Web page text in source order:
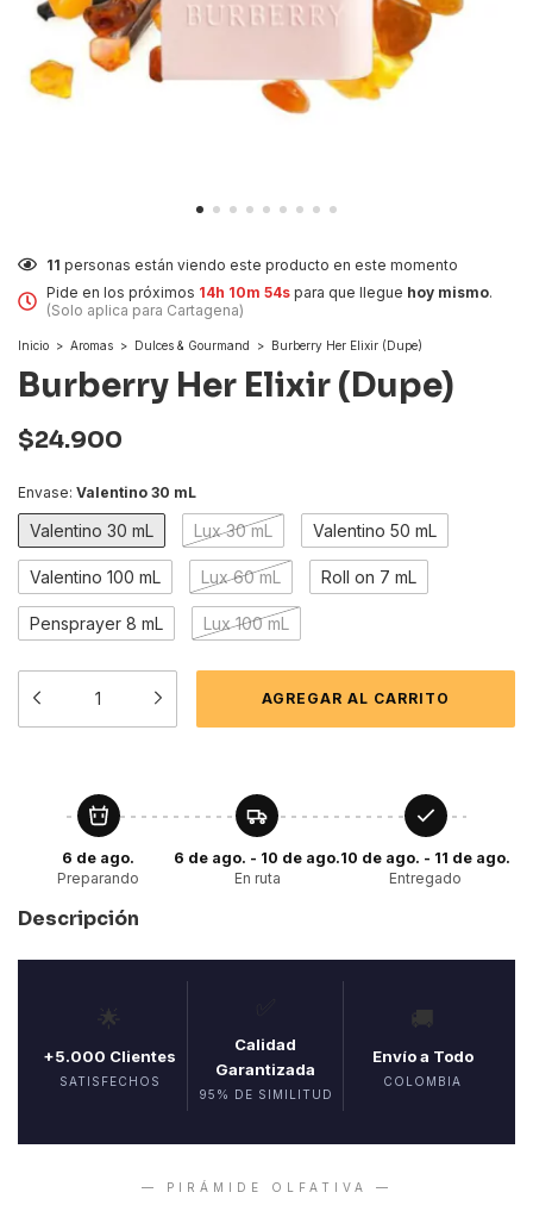
11 personas están viendo este producto en este momento
Pide en los próximos 14h 10m 54s para que llegue hoy mismo.
(Solo aplica para Cartagena)
Inicio > Aromas > Dulces & Gourmand > Burberry Her Elixir (Dupe)
Burberry Her Elixir (Dupe)
$24.900
Envase: Valentino 30 mL
Valentino 30 mL Lux 30 mL Valentino 50 mL
Valentino 100 mL Lux 60 mL Roll on 7 mL
Pensprayer 8 mL Lux 100 mL
6 de ago.
Preparando
6 de ago. - 10 de ago.
En ruta
10 de ago. - 11 de ago.
Entregado
Descripción
🌟
+5.000 Clientes
SATISFECHOS
Calidad
Garantizada
95% DE SIMILITUD
🚚
Envío a Todo
COLOMBIA
— PIRÁMIDE OLFATIVA —